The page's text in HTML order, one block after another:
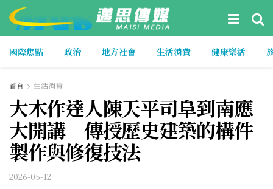
國際焦點 政治 地方社會 生活消費 健康樂活
首頁 生活消費
大木作達人陳天平司阜到南應
大開講 傳授歷史建築的構件
製作與修復技法
2026-05-12